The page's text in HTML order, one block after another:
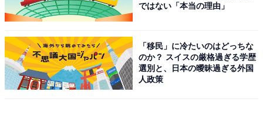
ではない「本当の理由」
「移民」に冷たいのはどっちな
のか？ スイスの厳格過ぎる学歴
選別と、日本の曖昧過ぎる外国
人政策